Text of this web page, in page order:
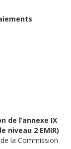
de l’annexe IX
niveau 2 EMIR)
la Commission